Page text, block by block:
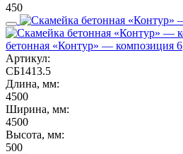
450
бетонная «Контур» — композиция 6
Артикул:
СБ1413.5
Длина, мм:
4500
Ширина, мм:
4500
Высота, мм:
500